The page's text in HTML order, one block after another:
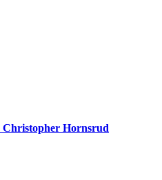
Christopher Hornsrud